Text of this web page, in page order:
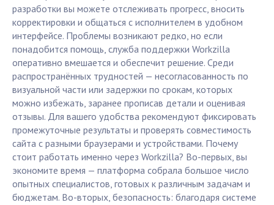
разработки вы можете отслеживать прогресс, вносить
корректировки и общаться с исполнителем в удобном
интерфейсе. Проблемы возникают редко, но если
понадобится помощь, служба поддержки Workzilla
оперативно вмешается и обеспечит решение. Среди
распространённых трудностей — несогласованность по
визуальной части или задержки по срокам, которых
можно избежать, заранее прописав детали и оценивая
отзывы. Для вашего удобства рекомендуют фиксировать
промежуточные результаты и проверять совместимость
сайта с разными браузерами и устройствами. Почему
стоит работать именно через Workzilla? Во-первых, вы
экономите время — платформа собрала большое число
опытных специалистов, готовых к различным задачам и
бюджетам. Во-вторых, безопасность: благодаря системе